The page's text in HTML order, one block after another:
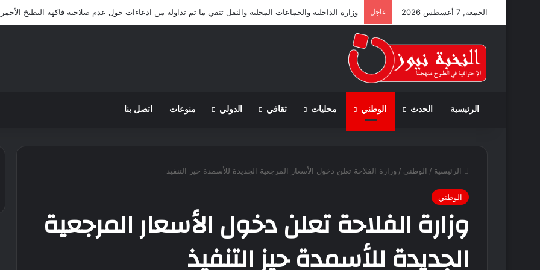
الجمعة, 7 أغسطس 2026 عاجل وزارة الداخلية والجماعات المحلية والنقل تنفي ما تم تداوله من ادعاءات حول عدم صلاحية فاكهة البطيخ الأحمر
الرئيسية الحدث الوطني محليات ثقافي الدولي منوعات اتصل بنا
الرئيسية / الوطني / وزارة الفلاحة تعلن دخول الأسعار المرجعية الجديدة للأسمدة حيز التنفيذ
الوطني
وزارة الفلاحة تعلن دخول الأسعار المرجعية
الجديدة للأسمدة حيز التنفيذ